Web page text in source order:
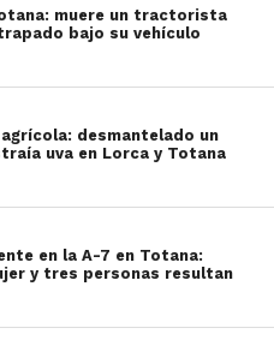
muere un tractorista
bajo su vehículo
desmantelado un
uva en Lorca y Totana
en la A-7 en Totana:
y tres personas resultan